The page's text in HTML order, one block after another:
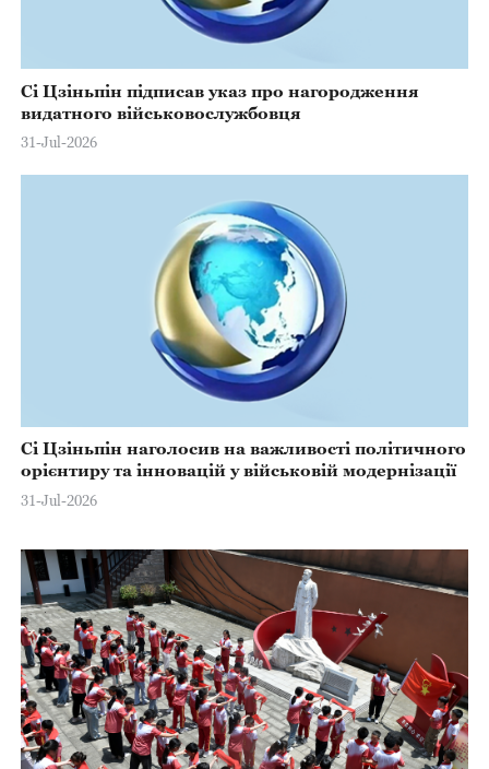
Сі Цзіньпін підписав указ про нагородження
видатного військовослужбовця
31-Jul-2026
Сі Цзіньпін наголосив на важливості політичного
орієнтиру та інновацій у військовій модернізації
31-Jul-2026